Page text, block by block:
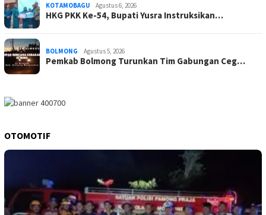
KOTAMOBAGU Agustus 6, 2026
HKG PKK Ke-54, Bupati Yusra Instruksikan…
BOLMONG Agustus 5, 2026
Pemkab Bolmong Turunkan Tim Gabungan Ceg…
OTOMOTIF